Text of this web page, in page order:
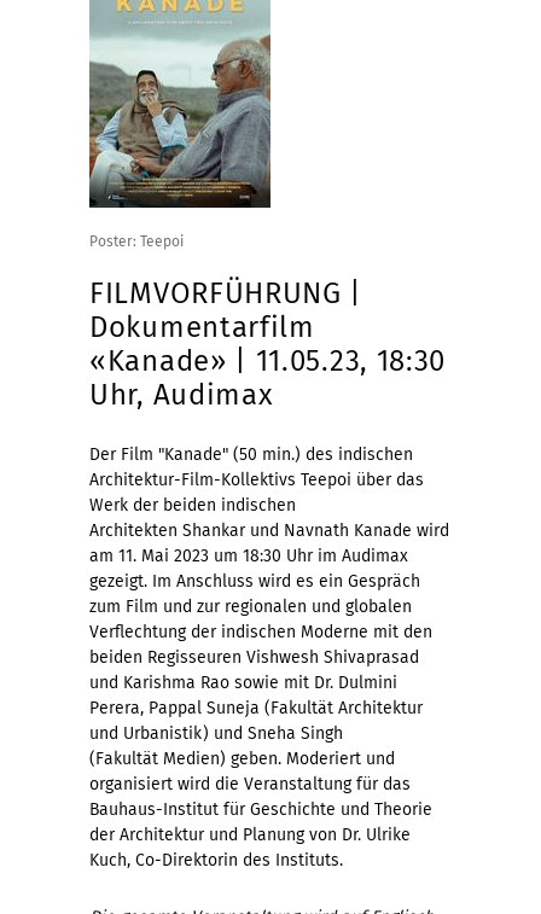
Poster: Teepoi
FILMVORFÜHRUNG |
Dokumentarfilm
«Kanade» | 11.05.23, 18:30
Uhr, Audimax
Der Film "Kanade" (50 min.) des indischen
Architektur-Film-Kollektivs Teepoi über das
Werk der beiden indischen
Architekten Shankar und Navnath Kanade wird
am 11. Mai 2023 um 18:30 Uhr im Audimax
gezeigt. Im Anschluss wird es ein Gespräch
zum Film und zur regionalen und globalen
Verflechtung der indischen Moderne mit den
beiden Regisseuren Vishwesh Shivaprasad
und Karishma Rao sowie mit Dr. Dulmini
Perera, Pappal Suneja (Fakultät Architektur
und Urbanistik) und Sneha Singh
(Fakultät Medien) geben. Moderiert und
organisiert wird die Veranstaltung für das
Bauhaus-Institut für Geschichte und Theorie
der Architektur und Planung von Dr. Ulrike
Kuch, Co-Direktorin des Instituts.